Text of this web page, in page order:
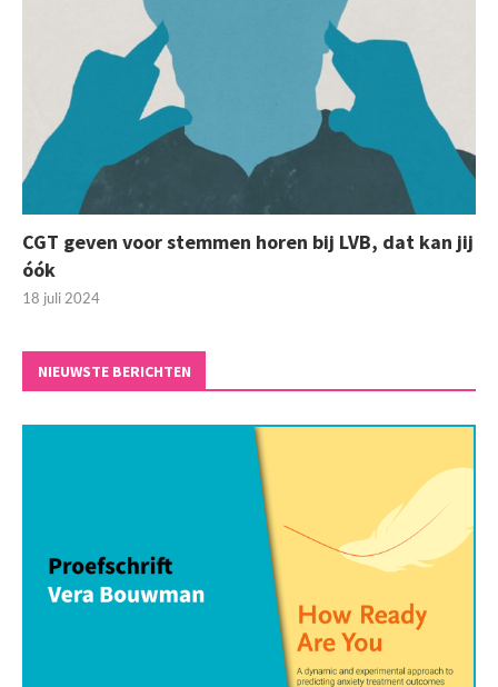
CGT geven voor stemmen horen bij LVB, dat kan jij
óók
18 juli 2024
NIEUWSTE BERICHTEN